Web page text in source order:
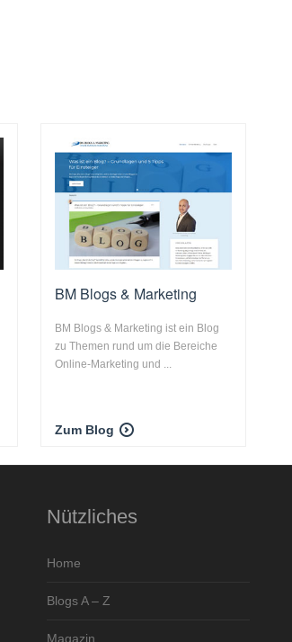
BM Blogs & Marketing
BM Blogs & Marketing ist ein Blog
zu Themen rund um die Bereiche
Online-Marketing und ...
Zum Blog
Nützliches
Home
Blogs A – Z
Magazin